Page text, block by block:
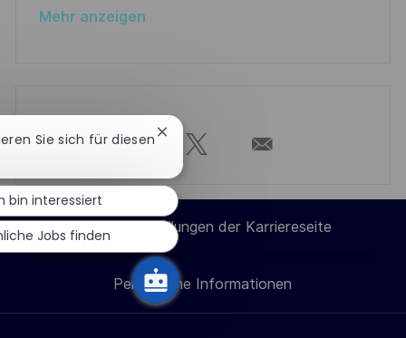
g
ö
t
i
c
h
g
Mehr anzeigen
LinkedIn
teilen
Facebook
teilen
Über
Twitter
teilen
E-
Mail
teilen
Cookie-Einstellungen der Karriereseite
Persönliche Informationen
Sie sich für diesen Chatbot-
Benachrichtigung
schließen
bin interessiert
Jobs finden